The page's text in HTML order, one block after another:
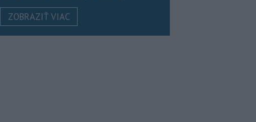
ZOBRAZIŤ VIAC